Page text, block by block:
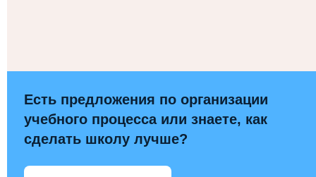
Есть предложения по организации
учебного процесса или знаете, как
сделать школу лучше?